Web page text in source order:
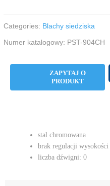
Blaty do stołów
Krzesła
DO POBRANIA
Categories: Blachy siedziska
Numer katalogowy: PST-904CH
ZAPYTAJ O
PRODUKT
stal chromowana
brak regulacji wysokości
liczba dźwigni: 0